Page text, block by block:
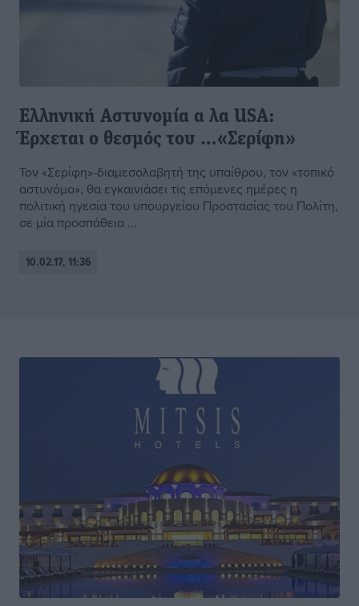
Ελληνική Αστυνομία α λα USA:
Έρχεται ο θεσμός του …«Σερίφη»
Τον «Σερίφη»-διαμεσολαβητή της υπαίθρου, τον «τοπικό
αστυνόμο», θα εγκαινιάσει τις επόμενες ημέρες η
πολιτική ηγεσία του υπουργείου Προστασίας του Πολίτη,
σε μία προσπάθεια ...
10.02.17, 11:36